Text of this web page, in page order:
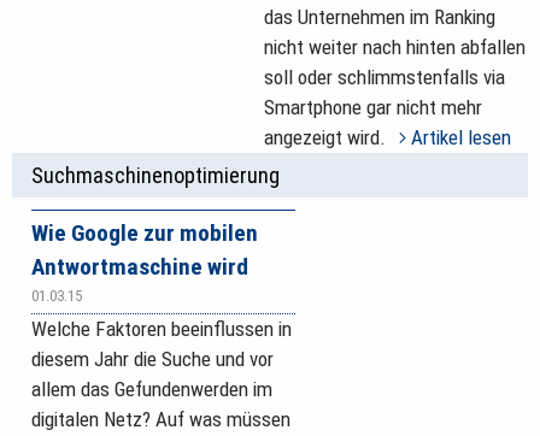
das Unternehmen im Ranking
nicht weiter nach hinten abfallen
soll oder schlimmstenfalls via
Smartphone gar nicht mehr
angezeigt wird.
Artikel lesen
Suchmaschinenoptimierung
Wie Google zur mobilen
Antwortmaschine wird
01.03.15
Welche Faktoren beeinflussen in
diesem Jahr die Suche und vor
allem das Gefundenwerden im
digitalen Netz? Auf was müssen